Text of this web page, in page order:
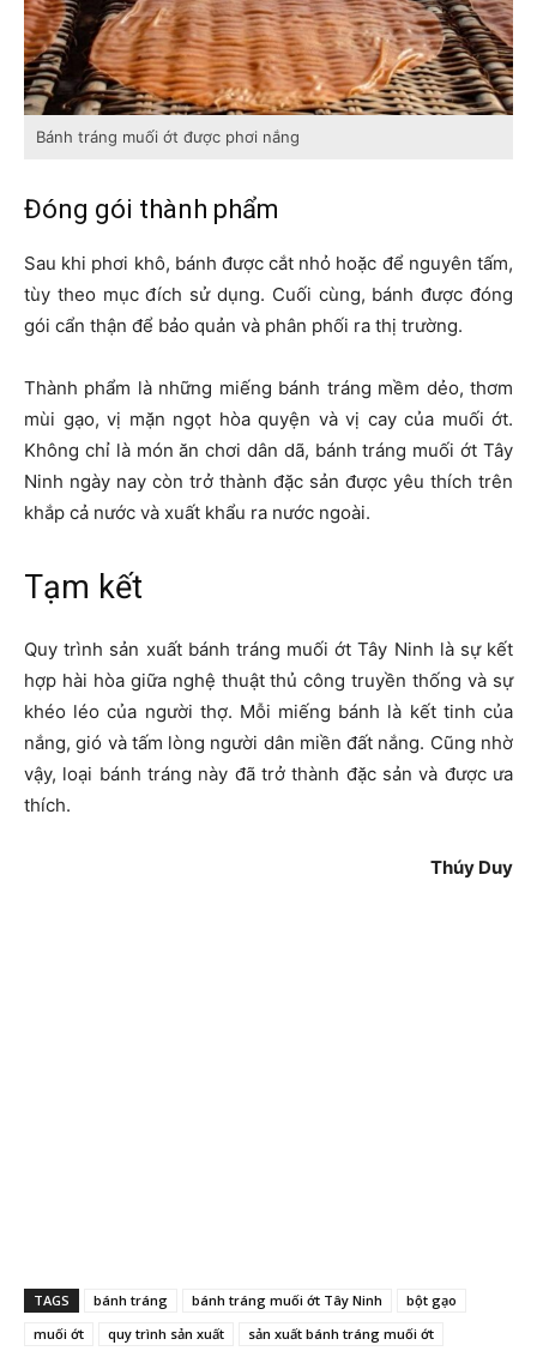
Bánh tráng muối ớt được phơi nắng
Đóng gói thành phẩm
Sau khi phơi khô, bánh được cắt nhỏ hoặc để nguyên tấm,
tùy theo mục đích sử dụng. Cuối cùng, bánh được đóng
gói cẩn thận để bảo quản và phân phối ra thị trường.
Thành phẩm là những miếng bánh tráng mềm dẻo, thơm
mùi gạo, vị mặn ngọt hòa quyện và vị cay của muối ớt.
Không chỉ là món ăn chơi dân dã, bánh tráng muối ớt Tây
Ninh ngày nay còn trở thành đặc sản được yêu thích trên
khắp cả nước và xuất khẩu ra nước ngoài.
Tạm kết
Quy trình sản xuất bánh tráng muối ớt Tây Ninh là sự kết
hợp hài hòa giữa nghệ thuật thủ công truyền thống và sự
khéo léo của người thợ. Mỗi miếng bánh là kết tinh của
nắng, gió và tấm lòng người dân miền đất nắng. Cũng nhờ
vậy, loại bánh tráng này đã trở thành đặc sản và được ưa
thích.
Thúy Duy
TAGS bánh tráng bánh tráng muối ớt Tây Ninh
bột gạo
muối ớt
quy trình sản xuất sản xuất bánh tráng muối ớt